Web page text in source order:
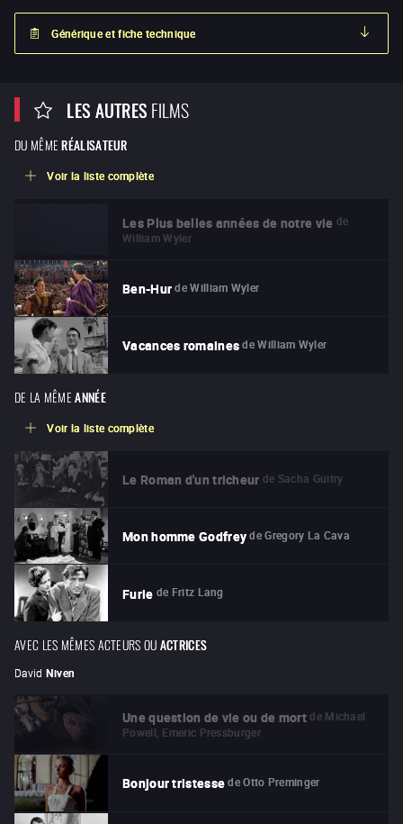
Générique et fiche technique
LES AUTRESFILMS
DU MÊME RÉALISATEUR
Voir la liste complète
Les Plus belles années de notre vie de
William Wyler
Ben-Hur de William Wyler
Vacances romaines de William Wyler
DE LA MÊME ANNÉE
Voir la liste complète
Le Roman d'un tricheur de Sacha Guitry
Mon homme Godfrey de Gregory La Cava
Furie de Fritz Lang
AVEC LES MÊMES ACTEURS OUACTRICES
David Niven
Une question de vie ou de mort de Michael
Powell, Emeric Pressburger
Bonjour tristesse de Otto Preminger